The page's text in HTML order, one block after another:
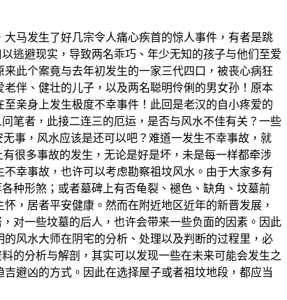
马发生了好几宗令人痛心疾首的惊人事件，有者是跳
逃避现实，导致两名乖巧、年少无知的孩子与他们至爱
此个案竟与去年初发生的一家三代四口，被丧心病狂
伴、健壮的儿子，以及两名聪明伶俐的男女孙！原本
亲身上发生极度不幸事件！此回是老汉的自小疼爱的
笔者，此接二连三的厄运，是否与风水不佳有关？一些
事，风水应该是还可以吧？难道一发生不幸事故，就
很多事故的发生，无论是好是坏，未是每一样都牵涉
幸事故，也许可以考虑勘察祖坟风水。由于大家多有
种形煞；或者墓碑上有否龟裂、褪色、缺角、坟墓前
，居者平安健康。然而在附近地区近年的新晋发展，
对一些坟墓的后人，也许会带来一些负面的因素。因此
风水大师在阴宅的分析、处理以及判断的过程里，必
的分析与解剖，其实可以发现一些在未来可能会发生之
避凶的方式。因此在选择屋子或者祖坟地段，都应当